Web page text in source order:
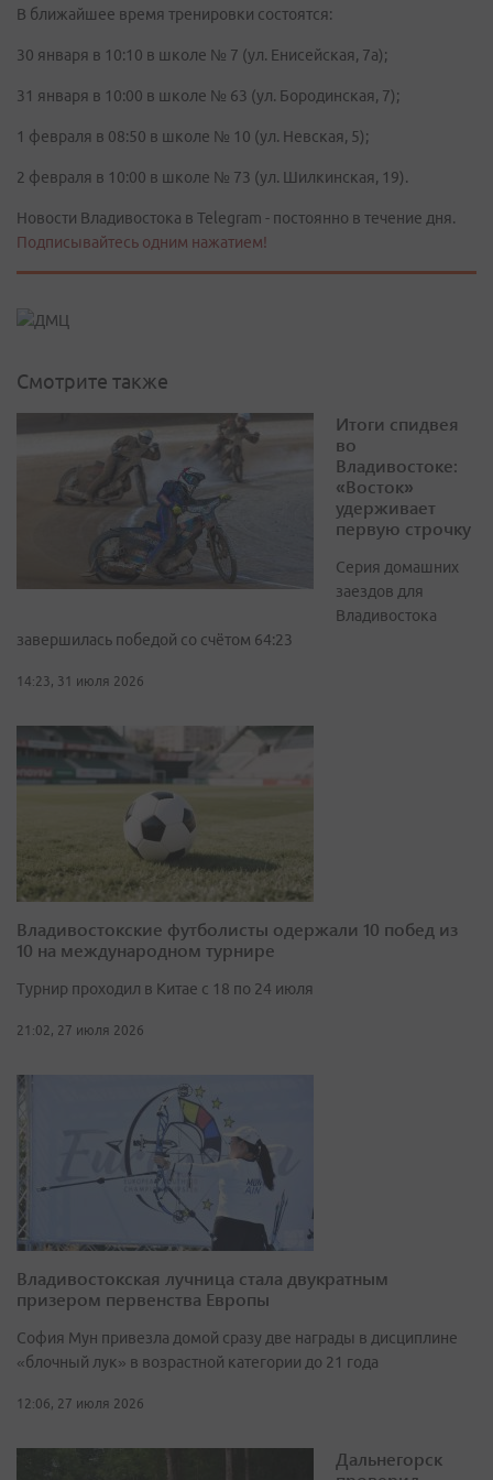
В ближайшее время тренировки состоятся:
30 января в 10:10 в школе № 7 (ул. Енисейская, 7а);
31 января в 10:00 в школе № 63 (ул. Бородинская, 7);
1 февраля в 08:50 в школе № 10 (ул. Невская, 5);
2 февраля в 10:00 в школе № 73 (ул. Шилкинская, 19).
Новости Владивостока в Telegram - постоянно в течение дня.
Подписывайтесь одним нажатием!
Смотрите также
Итоги спидвея
во
Владивостоке:
«Восток»
удерживает
первую строчку
Серия домашних
заездов для
Владивостока
завершилась победой со счётом 64:23
14:23, 31 июля 2026
Владивостокские футболисты одержали 10 побед из
10 на международном турнире
Турнир проходил в Китае с 18 по 24 июля
21:02, 27 июля 2026
Владивостокская лучница стала двукратным
призером первенства Европы
София Мун привезла домой сразу две награды в дисциплине
«блочный лук» в возрастной категории до 21 года
12:06, 27 июля 2026
Дальнегорск